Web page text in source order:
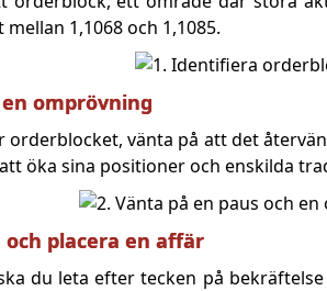
1,1068 och 1,1085.
omprövning
vänta på att det
öka sina positioner och enskilda
placera en affär
du leta efter tecken på